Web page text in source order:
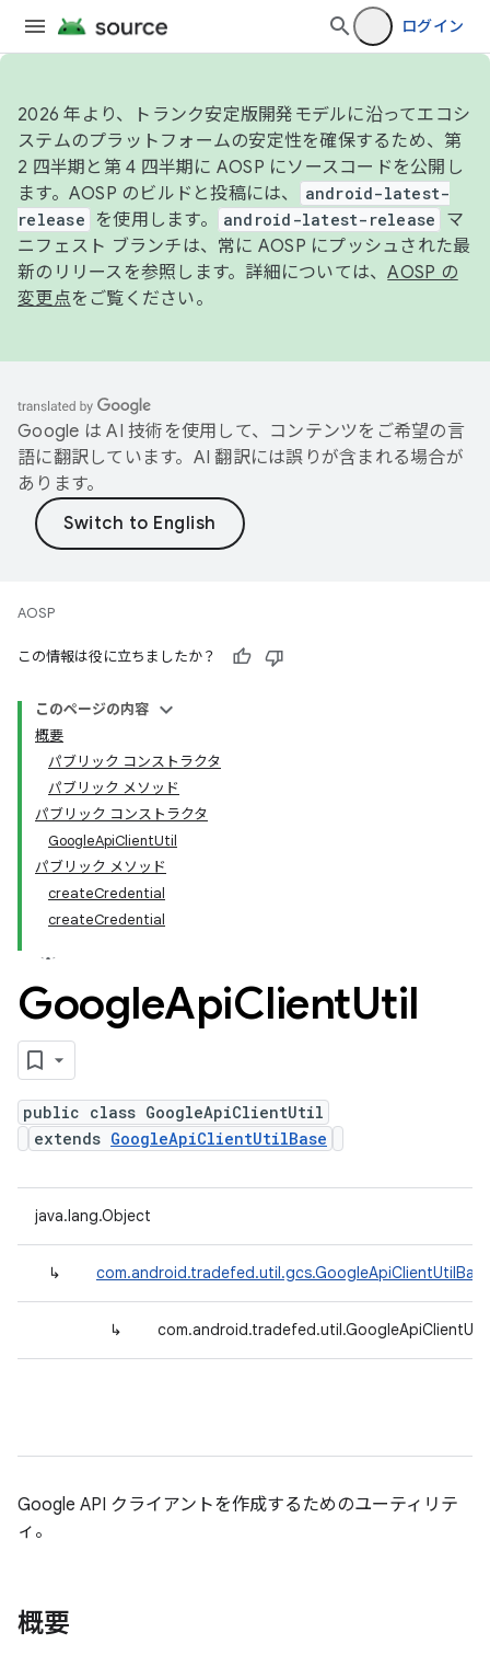
ログイン
2026 年より、トランク安定版開発モデルに沿ってエコシ
ステムのプラットフォームの安定性を確保するため、第
2 四半期と第 4 四半期に AOSP にソースコードを公開し
ます。AOSP のビルドと投稿には、
android-latest-
release
を使用します。 android-latest-release
マ
ニフェスト ブランチは、常に AOSP にプッシュされた最
新のリリースを参照します。詳細については、AOSP の
変更点をご覧ください。
Google は AI 技術を使用して、コンテンツをご希望の言
語に翻訳しています。AI 翻訳には誤りが含まれる場合が
あります。
AOSP
この情報は役に立ちましたか？
このページの内容
概要
パブリック コンストラクタ
パブリック メソッド
パブリック コンストラクタ
GoogleApiClientUtil
パブリック メソッド
createCredential
createCredential
GoogleApiClientUtil
public class GoogleApiClientUtil
extends GoogleApiClientUtilBase
java.lang.Object
↳ com.android.tradefed.util.gcs.GoogleApiClientUtilBase
↳ com.android.tradefed.util.GoogleApiClientUtil
Google API クライアントを作成するためのユーティリテ
ィ。
概要